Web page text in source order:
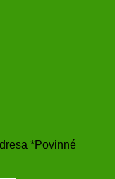
*Povinné